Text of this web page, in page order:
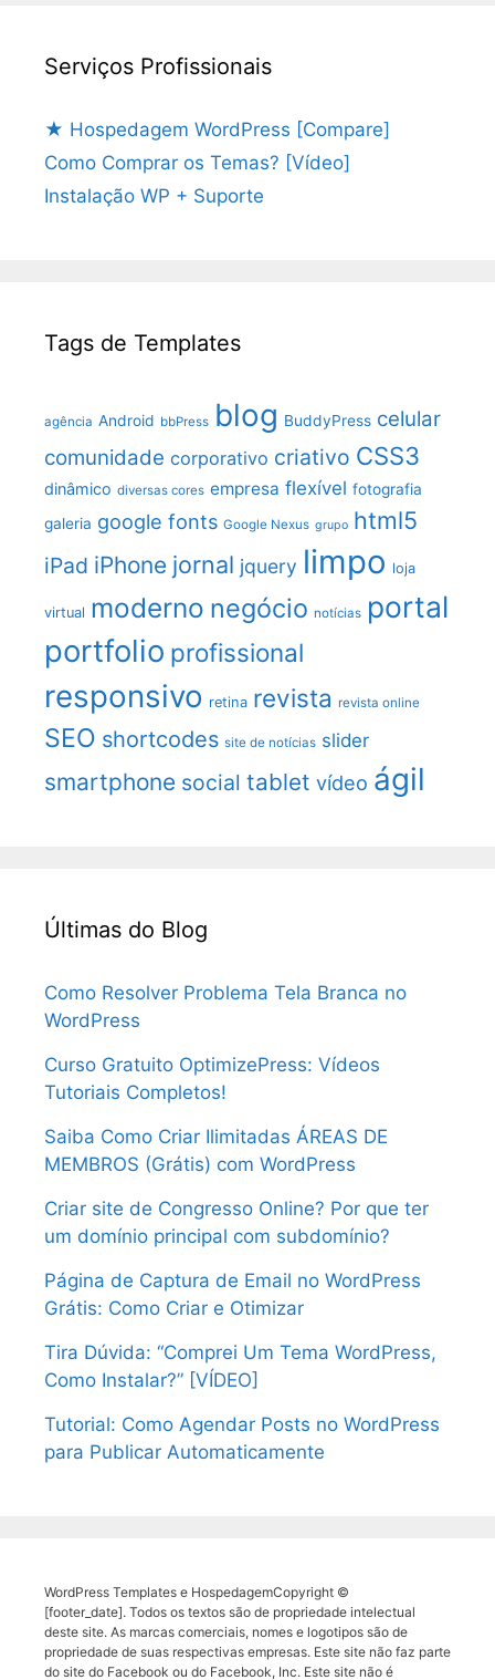
Serviços Profissionais
★ Hospedagem WordPress [Compare]
Como Comprar os Temas? [Vídeo]
Instalação WP + Suporte
Tags de Templates
agência Android bbPress blog BuddyPress celular
comunidade corporativo criativo CSS3
dinâmico diversas cores empresa flexível fotografia
galeria google fonts Google Nexus grupo html5
iPad iPhone jornal jquery limpo loja
virtual moderno negócio notícias portal
portfolio profissional
responsivo retina revista revista online
SEO shortcodes site de notícias slider
smartphone social tablet vídeo ágil
Últimas do Blog
Como Resolver Problema Tela Branca no
WordPress
Curso Gratuito OptimizePress: Vídeos
Tutoriais Completos!
Saiba Como Criar Ilimitadas ÁREAS DE
MEMBROS (Grátis) com WordPress
Criar site de Congresso Online? Por que ter
um domínio principal com subdomínio?
Página de Captura de Email no WordPress
Grátis: Como Criar e Otimizar
Tira Dúvida: “Comprei Um Tema WordPress,
Como Instalar?” [VÍDEO]
Tutorial: Como Agendar Posts no WordPress
para Publicar Automaticamente
WordPress Templates e HospedagemCopyright ©
[footer_date]. Todos os textos são de propriedade intelectual
deste site. As marcas comerciais, nomes e logotipos são de
propriedade de suas respectivas empresas. Este site não faz parte
do site do Facebook ou do Facebook, Inc. Este site não é